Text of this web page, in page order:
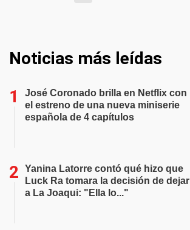
Noticias más leídas
José Coronado brilla en Netflix con
el estreno de una nueva miniserie
española de 4 capítulos
Yanina Latorre contó qué hizo que
Luck Ra tomara la decisión de dejar
a La Joaqui: "Ella lo..."